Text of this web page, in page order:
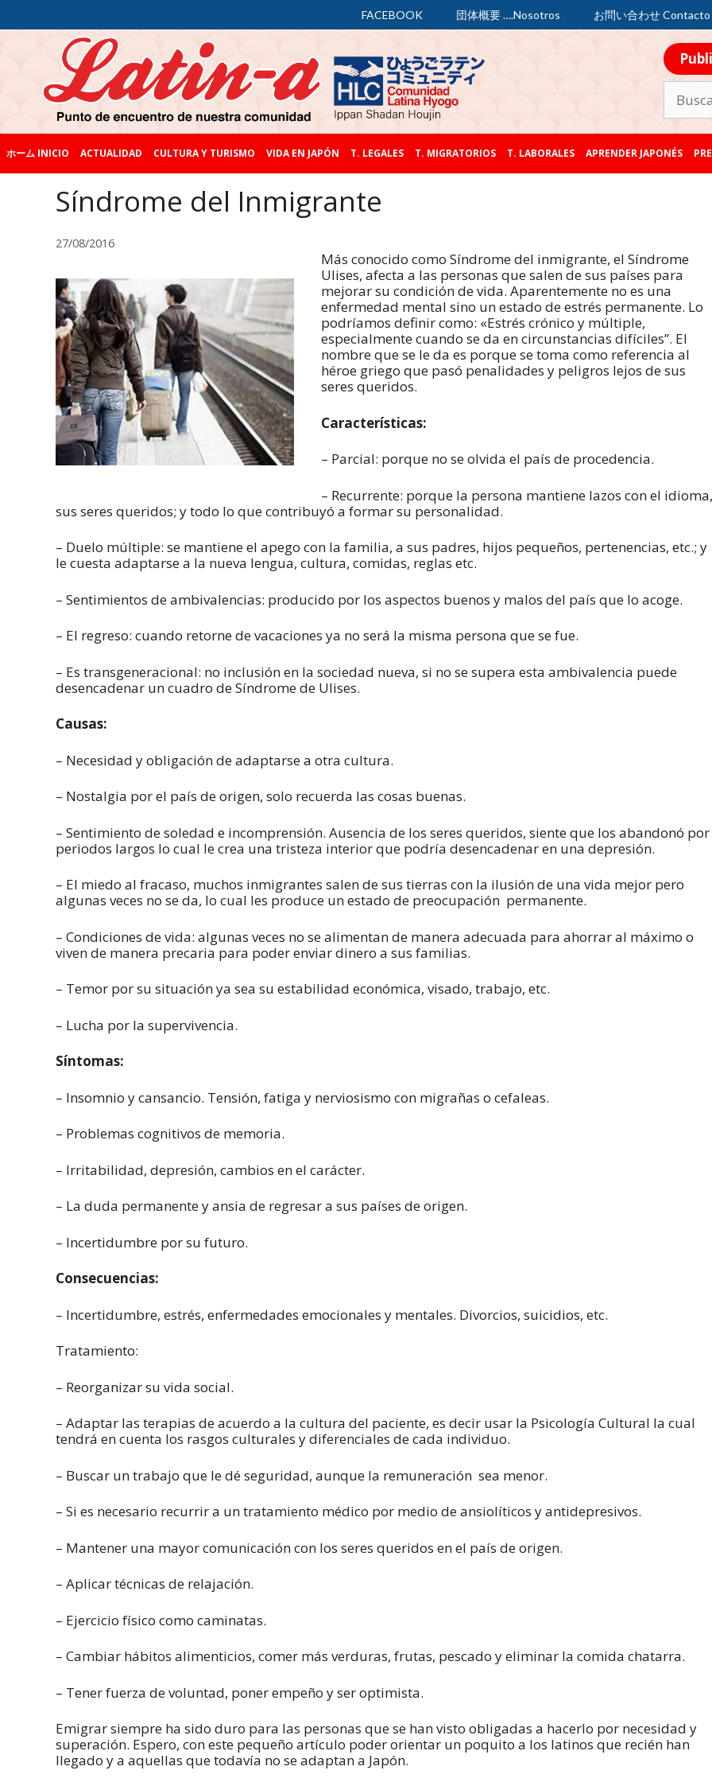
FACEBOOK 団体概要 ….Nosotros お問い合わせ Contacto
ホーム INICIO ACTUALIDAD CULTURA Y TURISMO VIDA EN JAPÓN T. LEGALES T. MIGRATORIOS T. LABORALES APRENDER JAPONÉS
Síndrome del Inmigrante
27/08/2016
Más conocido como Síndrome del inmigrante, el Síndrome
Ulises, afecta a las personas que salen de sus países para
mejorar su condición de vida. Aparentemente no es una
enfermedad mental sino un estado de estrés permanente. Lo
podríamos definir como: «Estrés crónico y múltiple,
especialmente cuando se da en circunstancias difíciles”. El
nombre que se le da es porque se toma como referencia al
héroe griego que pasó penalidades y peligros lejos de sus
seres queridos.
Características:
– Parcial: porque no se olvida el país de procedencia.
– Recurrente: porque la persona mantiene lazos con el idioma,
sus seres queridos; y todo lo que contribuyó a formar su personalidad.
– Duelo múltiple: se mantiene el apego con la familia, a sus padres, hijos pequeños, pertenencias, etc.; y
le cuesta adaptarse a la nueva lengua, cultura, comidas, reglas etc.
– Sentimientos de ambivalencias: producido por los aspectos buenos y malos del país que lo acoge.
– El regreso: cuando retorne de vacaciones ya no será la misma persona que se fue.
– Es transgeneracional: no inclusión en la sociedad nueva, si no se supera esta ambivalencia puede
desencadenar un cuadro de Síndrome de Ulises.
Causas:
– Necesidad y obligación de adaptarse a otra cultura.
– Nostalgia por el país de origen, solo recuerda las cosas buenas.
– Sentimiento de soledad e incomprensión. Ausencia de los seres queridos, siente que los abandonó por
periodos largos lo cual le crea una tristeza interior que podría desencadenar en una depresión.
– El miedo al fracaso, muchos inmigrantes salen de sus tierras con la ilusión de una vida mejor pero
algunas veces no se da, lo cual les produce un estado de preocupación permanente.
– Condiciones de vida: algunas veces no se alimentan de manera adecuada para ahorrar al máximo o
viven de manera precaria para poder enviar dinero a sus familias.
– Temor por su situación ya sea su estabilidad económica, visado, trabajo, etc.
– Lucha por la supervivencia.
Síntomas:
– Insomnio y cansancio. Tensión, fatiga y nerviosismo con migrañas o cefaleas.
– Problemas cognitivos de memoria.
– Irritabilidad, depresión, cambios en el carácter.
– La duda permanente y ansia de regresar a sus países de origen.
– Incertidumbre por su futuro.
Consecuencias:
– Incertidumbre, estrés, enfermedades emocionales y mentales. Divorcios, suicidios, etc.
Tratamiento:
– Reorganizar su vida social.
– Adaptar las terapias de acuerdo a la cultura del paciente, es decir usar la Psicología Cultural la cual
tendrá en cuenta los rasgos culturales y diferenciales de cada individuo.
– Buscar un trabajo que le dé seguridad, aunque la remuneración sea menor.
– Si es necesario recurrir a un tratamiento médico por medio de ansiolíticos y antidepresivos.
– Mantener una mayor comunicación con los seres queridos en el país de origen.
– Aplicar técnicas de relajación.
– Ejercicio físico como caminatas.
– Cambiar hábitos alimenticios, comer más verduras, frutas, pescado y eliminar la comida chatarra.
– Tener fuerza de voluntad, poner empeño y ser optimista.
Emigrar siempre ha sido duro para las personas que se han visto obligadas a hacerlo por necesidad y
superación. Espero, con este pequeño artículo poder orientar un poquito a los latinos que recién han
llegado y a aquellas que todavía no se adaptan a Japón.